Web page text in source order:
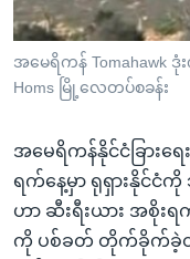
စာမျက်နှာ
သို့
ရှာဖွေ
ဗွီအိုအေ လူမှုကွန်ယက်များ
ဘာသာစကားများ
အမေရိကန် Tomahawk
Homs မြို့လေတပ်စခန်း
အမေရိကန်နိုင်ငံခြားရေ
ရက်နေ့မှာ ရုရှားနိုင်ငံကို
ဟာ ဆီးရီးယား အစို
ကို ပစ်ခတ် တိုက်ခိုက်ခဲ့တဲ့